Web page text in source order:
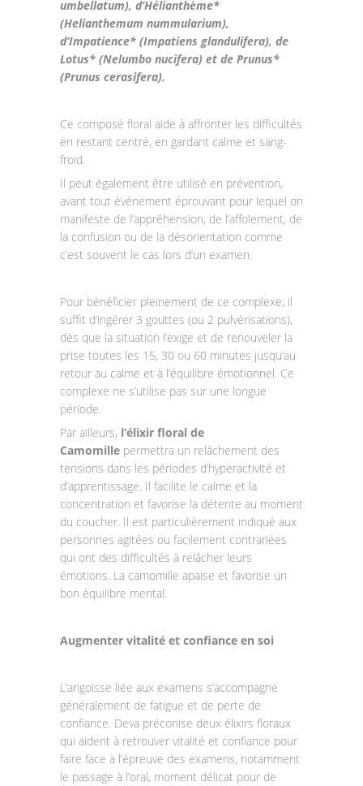
umbellatum), d’Hélianthème*
(Helianthemum nummularium),
d’Impatience* (Impatiens glandulifera), de
Lotus* (Nelumbo nucifera) et de Prunus*
(Prunus cerasifera).
Ce composé floral aide à affronter les difficultés
en restant centré, en gardant calme et sang-
froid.
Il peut également être utilisé en prévention,
avant tout événement éprouvant pour lequel on
manifeste de l’appréhension, de l’affolement, de
la confusion ou de la désorientation comme
c’est souvent le cas lors d’un examen.
Pour bénéficier pleinement de ce complexe, il
suffit d’ingérer 3 gouttes (ou 2 pulvérisations),
dès que la situation l’exige et de renouveler la
prise toutes les 15, 30 ou 60 minutes jusqu’au
retour au calme et à l’équilibre émotionnel. Ce
complexe ne s’utilise pas sur une longue
période.
Par ailleurs, l’élixir floral de
Camomille permettra un relâchement des
tensions dans les périodes d’hyperactivité et
d’apprentissage. Il facilite le calme et la
concentration et favorise la détente au moment
du coucher. Il est particulièrement indiqué aux
personnes agitées ou facilement contrariées
qui ont des difficultés à relâcher leurs
émotions. La camomille apaise et favorise un
bon équilibre mental.
Augmenter vitalité et confiance en soi
L’angoisse liée aux examens s’accompagne
généralement de fatigue et de perte de
confiance. Deva préconise deux élixirs floraux
qui aident à retrouver vitalité et confiance pour
faire face à l’épreuve des examens, notamment
le passage à l’oral, moment délicat pour de